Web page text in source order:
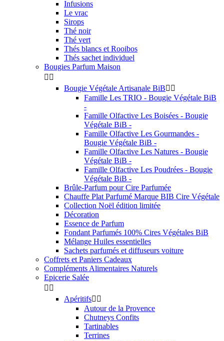
Infusions
Le vrac
Sirops
Thé noir
Thé vert
Thés blancs et Rooibos
Thés sachet individuel
Bougies Parfum Maison
 
Bougie Végétale Artisanale BiB 
Famille Les TRIO - Bougie Végétale BiB
-
Famille Olfactive Les Boisées - Bougie
Végétale BiB -
Famille Olfactive Les Gourmandes -
Bougie Végétale BiB -
Famille Olfactive Les Natures - Bougie
Végétale BiB -
Famille Olfactive Les Poudrées - Bougie
Végétale BiB -
Brûle-Parfum pour Cire Parfumée
Chauffe Plat Parfumé Marque BIB Cire Végétale
Collection Noël édition limitée
Décoration
Essence de Parfum
Fondant Parfumés 100% Cires Végétales BiB
Mélange Huiles essentielles
Sachets parfumés et diffuseurs voiture
Coffrets et Paniers Cadeaux
Compléments Alimentaires Naturels
Epicerie Salée
 
Apéritifs 
Autour de la Provence
Chutneys Confits
Tartinables
Terrines